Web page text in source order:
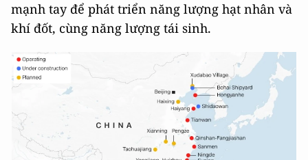
mạnh tay để phát triển năng lượng hạt nhân và
khí đốt, cùng năng lượng tái sinh.